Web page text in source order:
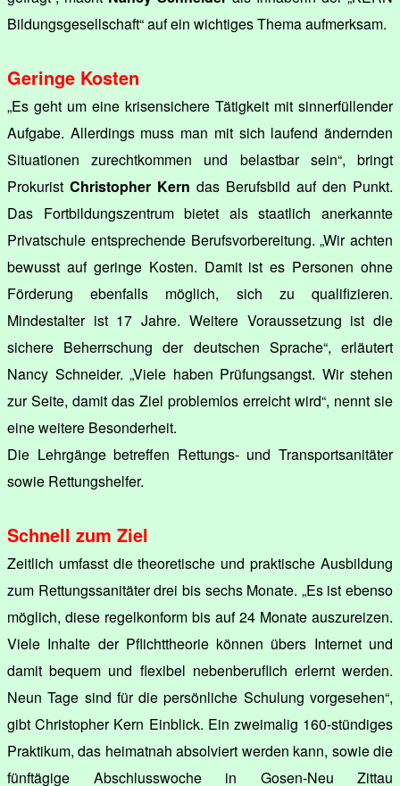
Bildungsgesellschaft“ auf ein wichtiges Thema aufmerksam.
Geringe Kosten
„Es geht um eine krisensichere Tätigkeit mit sinnerfüllender
Aufgabe. Allerdings muss man mit sich laufend ändernden
Situationen zurechtkommen und belastbar sein“, bringt
Prokurist Christopher Kern das Berufsbild auf den Punkt.
Das Fortbildungszentrum bietet als staatlich anerkannte
Privatschule entsprechende Berufsvorbereitung. „Wir achten
bewusst auf geringe Kosten. Damit ist es Personen ohne
Förderung ebenfalls möglich, sich zu qualifizieren.
Mindestalter ist 17 Jahre. Weitere Voraussetzung ist die
sichere Beherrschung der deutschen Sprache“, erläutert
Nancy Schneider. „Viele haben Prüfungsangst. Wir stehen
zur Seite, damit das Ziel problemlos erreicht wird“, nennt sie
eine weitere Besonderheit.
Die Lehrgänge betreffen Rettungs- und Transportsanitäter
sowie Rettungshelfer.
Schnell zum Ziel
Zeitlich umfasst die theoretische und praktische Ausbildung
zum Rettungssanitäter drei bis sechs Monate. „Es ist ebenso
möglich, diese regelkonform bis auf 24 Monate auszureizen.
Viele Inhalte der Pflichttheorie können übers Internet und
damit bequem und flexibel nebenberuflich erlernt werden.
Neun Tage sind für die persönliche Schulung vorgesehen“,
gibt Christopher Kern Einblick. Ein zweimalig 160-stündiges
Praktikum, das heimatnah absolviert werden kann, sowie die
fünftägige Abschlusswoche in Gosen-Neu Zittau